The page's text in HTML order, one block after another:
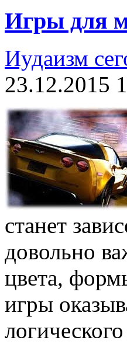
Игры для
Иудаизм
23.12.2015
станет
довольно
цвета,
игры